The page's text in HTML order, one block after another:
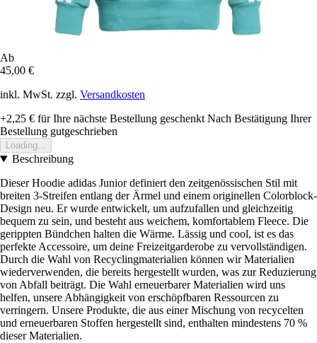
Ab
45,00 €
inkl. MwSt. zzgl. Versandkosten
+2,25 € für Ihre nächste Bestellung geschenkt Nach Bestätigung Ihrer
Bestellung gutgeschrieben
Loading...
Beschreibung
Dieser Hoodie adidas Junior definiert den zeitgenössischen Stil mit
breiten 3-Streifen entlang der Ärmel und einem originellen Colorblock-
Design neu. Er wurde entwickelt, um aufzufallen und gleichzeitig
bequem zu sein, und besteht aus weichem, komfortablem Fleece. Die
gerippten Bündchen halten die Wärme. Lässig und cool, ist es das
perfekte Accessoire, um deine Freizeitgarderobe zu vervollständigen.
Durch die Wahl von Recyclingmaterialien können wir Materialien
wiederverwenden, die bereits hergestellt wurden, was zur Reduzierung
von Abfall beiträgt. Die Wahl erneuerbarer Materialien wird uns
helfen, unsere Abhängigkeit von erschöpfbaren Ressourcen zu
verringern. Unsere Produkte, die aus einer Mischung von recycelten
und erneuerbaren Stoffen hergestellt sind, enthalten mindestens 70 %
dieser Materialien.